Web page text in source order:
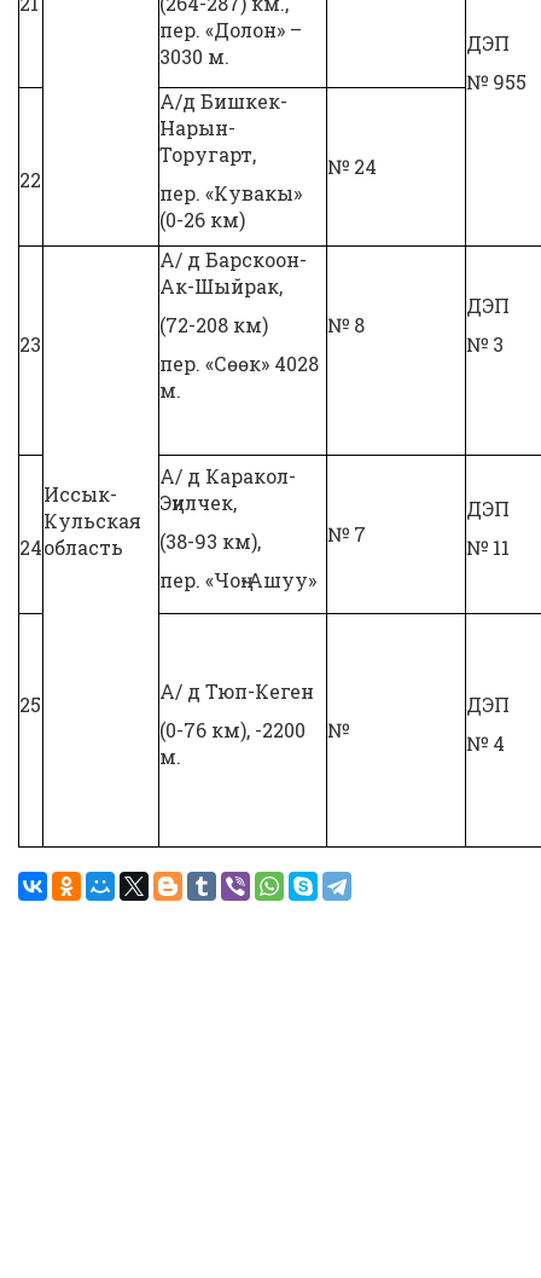
пер. «Долон» –
3030 м.
ДЭП
№ 955
22
А/д Бишкек-
Нарын-
Торугарт,
пер. «Кувакы»
(0-26 км)
№ 24
23
Иссык-
Кульская
область
А/ д Барскоон-
Ак-Шыйрак,
(72-208 км)
пер. «Сөөк» 4028
м.
№ 8
ДЭП
№ 3
24
А/ д Каракол-
Эңилчек,
(38-93 км),
пер. «Чоң-Ашуу»
№ 7
ДЭП
№ 11
25
А/ д Тюп-Кеген
(0-76 км), -2200
м.
№
ДЭП
№ 4